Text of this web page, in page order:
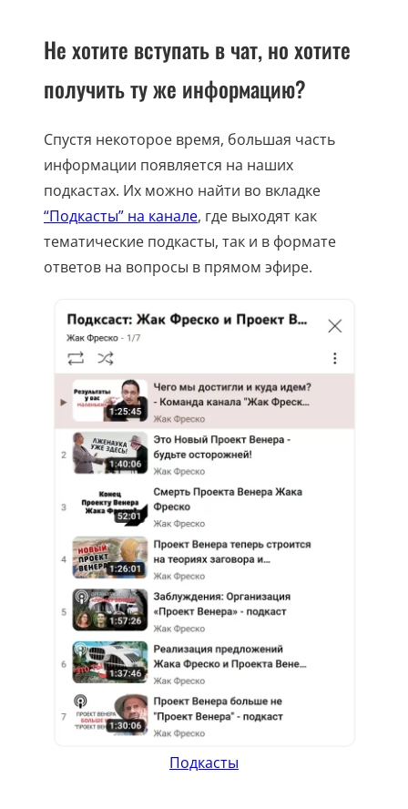
Не хотите вступать в чат, но хотите
получить ту же информацию?
Спустя некоторое время, большая часть
информации появляется на наших
подкастах. Их можно найти во вкладке
“Подкасты” на канале, где выходят как
тематические подкасты, так и в формате
ответов на вопросы в прямом эфире.
Подкасты